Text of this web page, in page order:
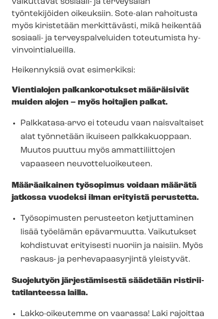
vaikuttavat sosiaali- ja terveysalan
työntekijöiden oikeuksiin. Sote-alan rahoitusta
myös kiristetään merkittävästi, mikä heikentää
sosiaali- ja ter­veys­pal­ve­lui­den toteutumista hy­
vin­voin­tia­lueil­la.
Heikennyksiä ovat esimerkiksi:
Vientialojen palkankorotukset määräisivät
muiden alojen – myös hoitajien palkat.
Palkkatasa-arvo ei toteudu vaan naisvaltaiset
alat työnnetään ikuiseen palkkakuoppaan.
Muutos puuttuu myös ammattiliittojen
vapaaseen neu­vot­te­luoi­keu­teen.
Määräaikainen työsopimus voidaan määrätä
jatkossa vuodeksi ilman erityistä perustetta.
Työsopimusten perusteeton ketjuttaminen
lisää työelämän epävarmuutta. Vaikutukset
kohdistuvat erityisesti nuoriin ja naisiin. Myös
raskaus- ja per­he­va­paa­syr­jin­tä yleistyvät.
Suojelutyön järjestämisestä säädetään ris­ti­rii­
ta­ti­lan­tees­sa lailla.
Lakko-oikeutemme on vaarassa! Laki rajoittaa